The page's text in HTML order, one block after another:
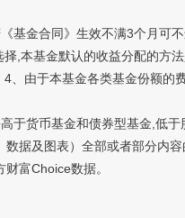
金合同》生效不满3个月可
,本基金默认的收益分配的方
、由于本基金各类基金份额的
货币基金和债券型基金,低于
据及图表）全部或者部分内
富Choice数据。